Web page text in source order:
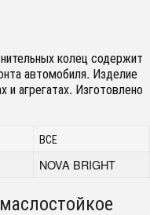
колец содержит
автомобиля. Изделие
и агрегатах. Изготовлено
ВСЕ
NOVA BRIGHT